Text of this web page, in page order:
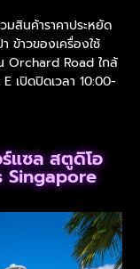
สินค้าราคาประหยัด
ข้าวของเครื่องใช้
Orchard Road ใกล้
เปิดปิดเวลา 10:00-
แซล สตูดิโอ
Singapore